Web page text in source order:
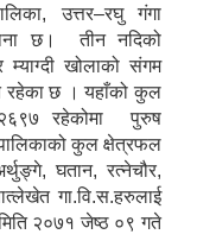
उत्तर–रघु गंगा
छ। तीन नदिको
खोलाको संगम
रहेका छ । यहाँको कुल
रहेकोमा पुरुष
कुल क्षेत्रफल
घतान, रत्नेचौर,
गा.वि.स.हरुलाई
२०७१ जेष्ठ ०९ गते